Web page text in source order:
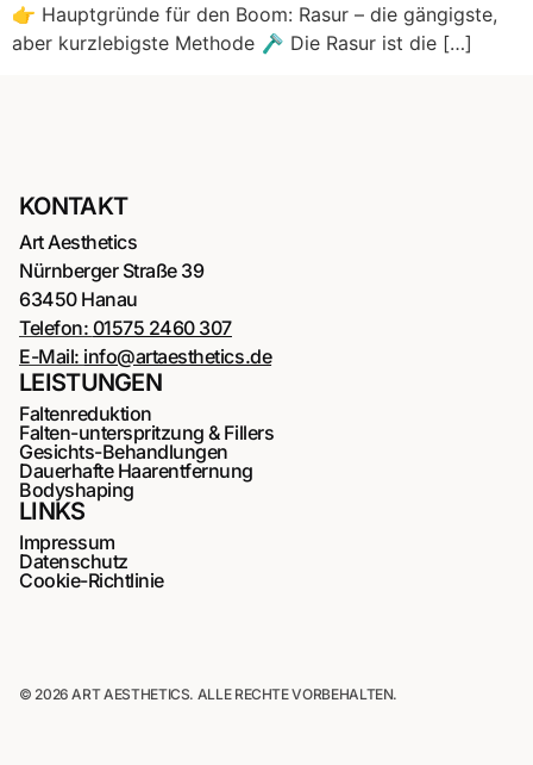
👉 Hauptgründe für den Boom: Rasur – die gängigste,
aber kurzlebigste Methode 🪒 Die Rasur ist die […]
KONTAKT
Art Aesthetics
Nürnberger Straße 39
63450 Hanau
Telefon: 01575 2460 307
E-Mail: info@artaesthetics.de
LEISTUNGEN
Faltenreduktion
Falten-unterspritzung & Fillers
Gesichts-Behandlungen
Dauerhafte Haarentfernung
Bodyshaping
LINKS
Impressum
Datenschutz
Cookie-Richtlinie
© 2026 ART AESTHETICS. ALLE RECHTE VORBEHALTEN.